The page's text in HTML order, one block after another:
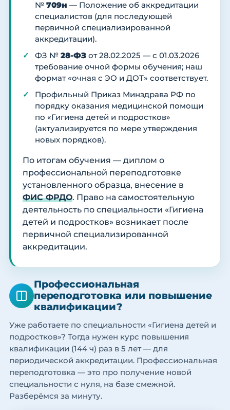
№ 709н — Положение об аккредитации
специалистов (для последующей
первичной специализированной
аккредитации).
ФЗ № 28-ФЗ от 28.02.2025 — с 01.03.2026
требование очной формы обучения; наш
формат «очная с ЭО и ДОТ» соответствует.
Профильный Приказ Минздрава РФ по
порядку оказания медицинской помощи
по «Гигиена детей и подростков»
(актуализируется по мере утверждения
новых порядков).
По итогам обучения — диплом о
профессиональной переподготовке
установленного образца, внесение в
ФИС ФРДО. Право на самостоятельную
деятельность по специальности «Гигиена
детей и подростков» возникает после
первичной специализированной
аккредитации.
Профессиональная
переподготовка или повышение
квалификации?
Уже работаете по специальности «Гигиена детей и
подростков»? Тогда нужен курс повышения
квалификации (144 ч) раз в 5 лет — для
периодической аккредитации. Профессиональная
переподготовка — это про получение новой
специальности с нуля, на базе смежной.
Разберёмся за минуту.